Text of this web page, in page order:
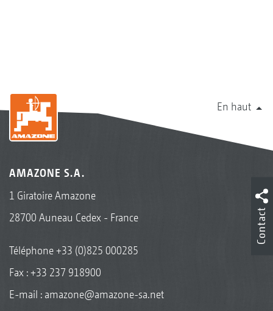
En haut
AMAZONE S.A.
1 Giratoire Amazone
28700 Auneau Cedex - France
Téléphone+33 (0)825 000285
Fax : +33 237 918900
E-mail : amazone@amazone-sa.net
Contact